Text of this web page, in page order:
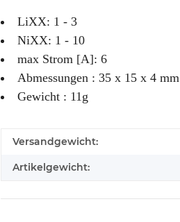
LiXX: 1 - 3
NiXX: 1 - 10
max Strom [A]: 6
Abmessungen : 35 x 15 x 4 mm
Gewicht : 11g
Versandgewicht:
Artikelgewicht: